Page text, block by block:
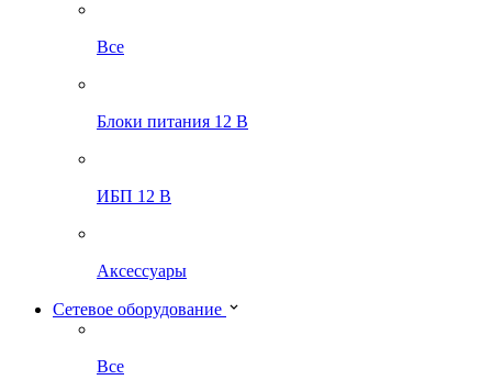
Все
Блоки питания 12 В
ИБП 12 В
Аксессуары
Сетевое оборудование
Все